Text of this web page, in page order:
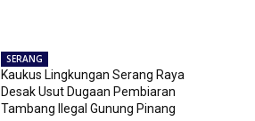
SERANG
Kaukus Lingkungan Serang Raya
Desak Usut Dugaan Pembiaran
Tambang Ilegal Gunung Pinang